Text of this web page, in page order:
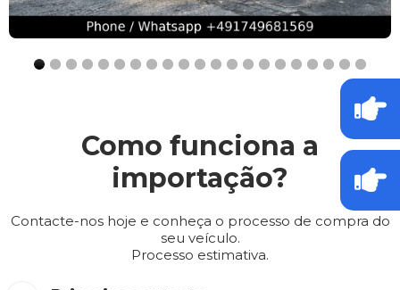
Como funciona a
importação?
Contacte-nos hoje e conheça o processo de compra do
seu veículo.
Processo estimativa.